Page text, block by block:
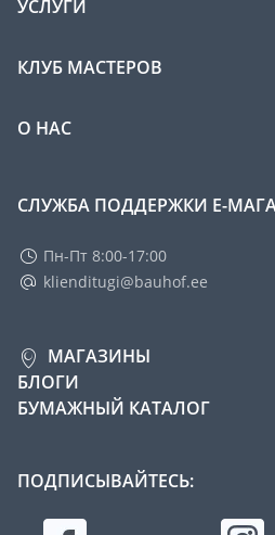
УСЛУГИ
КЛУБ МАСТЕРОВ
О НАС
СЛУЖБА ПОДДЕРЖКИ Е-
Пн-Пт 8:00-17:00
klienditugi@bauhof.ee
МАГАЗИНЫ
БЛОГИ
БУМАЖНЫЙ КАТАЛОГ
ПОДПИСЫВАЙТЕСЬ: